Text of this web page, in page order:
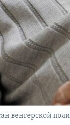
венгерской